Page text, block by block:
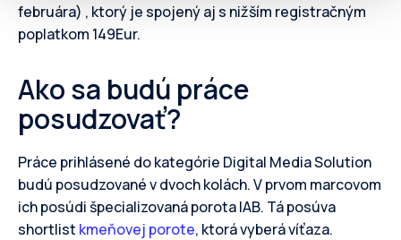
februára) , ktorý je spojený aj s nižším registračným
poplatkom 149Eur.
Ako sa budú práce
posudzovať?
Práce prihlásené do kategórie Digital Media Solution
budú posudzované v dvoch kolách. V prvom marcovom
ich posúdi špecializovaná porota IAB. Tá posúva
shortlist kmeňovej porote, ktorá vyberá víťaza.